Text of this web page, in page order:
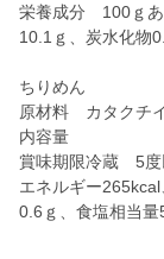
栄養成分 100ｇ
10.1ｇ、炭水化物
ちりめん
原材料 カタクチ
内容量
賞味期限冷蔵 5
エネルギー
0.6ｇ、食塩相当